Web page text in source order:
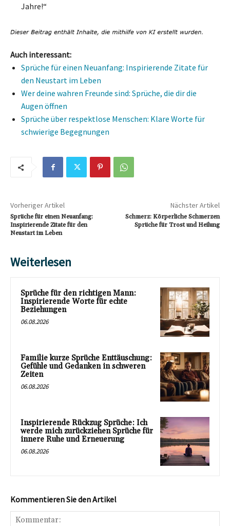
Jahre!“
Auch interessant:
Sprüche für einen Neuanfang: Inspirierende Zitate für
den Neustart im Leben
Wer deine wahren Freunde sind: Sprüche, die dir die
Augen öffnen
Sprüche über respektlose Menschen: Klare Worte für
schwierige Begegnungen
Vorheriger Artikel
Sprüche für einen Neuanfang:
Inspirierende Zitate für den
Neustart im Leben
Nächster Artikel
Schmerz: Körperliche Schmerzen
Sprüche für Trost und Heilung
Weiterlesen
Sprüche für den richtigen Mann:
Inspirierende Worte für echte
Beziehungen
06.08.2026
Familie kurze Sprüche Enttäuschung:
Gefühle und Gedanken in schweren
Zeiten
06.08.2026
Inspirierende Rückzug Sprüche: Ich
werde mich zurückziehen Sprüche für
innere Ruhe und Erneuerung
06.08.2026
Kommentieren Sie den Artikel